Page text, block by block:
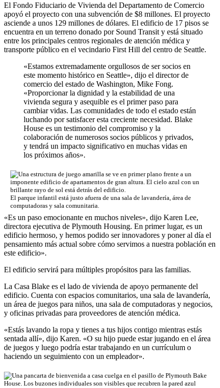
El Fondo Fiduciario de Vivienda del Departamento de Comercio
apoyó el proyecto con una subvención de $8 millones. El proyecto
asciende a unos 129 millones de dólares. El edificio de 17 pisos se
encuentra en un terreno donado por Sound Transit y está situado
entre los principales centros regionales de atención médica y
transporte público en el vecindario First Hill del centro de Seattle.
«Estamos extremadamente orgullosos de ser socios en
este momento histórico en Seattle», dijo el director de
comercio del estado de Washington, Mike Fong.
«Proporcionar la dignidad y la estabilidad de una
vivienda segura y asequible es el primer paso para
cambiar vidas. Las comunidades de todo el estado están
luchando por satisfacer esta creciente necesidad. Blake
House es un testimonio del compromiso y la
colaboración de numerosos socios públicos y privados,
y tendrá un impacto significativo en muchas vidas en
los próximos años».
El parque infantil está justo afuera de una sala de lavandería, área de
computadoras y sala comunitaria.
«Es un paso emocionante en muchos niveles», dijo Karen Lee,
directora ejecutiva de Plymouth Housing. En primer lugar, es un
edificio hermoso, y hemos podido ser innovadores y poner al día el
pensamiento más actual sobre cómo servimos a nuestra población en
este edificio».
El edificio servirá para múltiples propósitos para las familias.
La Casa Blake es el lado de vivienda de apoyo permanente del
edificio. Cuenta con espacios comunitarios, una sala de lavandería,
un área de juegos para niños, una sala de computadoras y negocios,
y oficinas privadas para proveedores de atención médica.
«Estás lavando la ropa y tienes a tus hijos contigo mientras estás
sentada allí», dijo Karen. «O su hijo puede estar jugando en el área
de juegos y luego podría estar trabajando en un currículum o
haciendo un seguimiento con un empleador».